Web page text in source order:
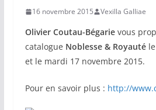
16 novembre 2015 Vexilla Galliae
Olivier Coutau-Bégarievous
catalogue Noblesse & Royautéle
et le mardi 17 novembre 2015.
Pour en savoir plus : http://